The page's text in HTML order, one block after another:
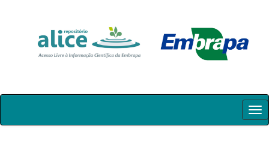
Skip